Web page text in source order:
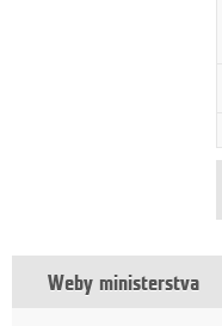
Weby ministerstva